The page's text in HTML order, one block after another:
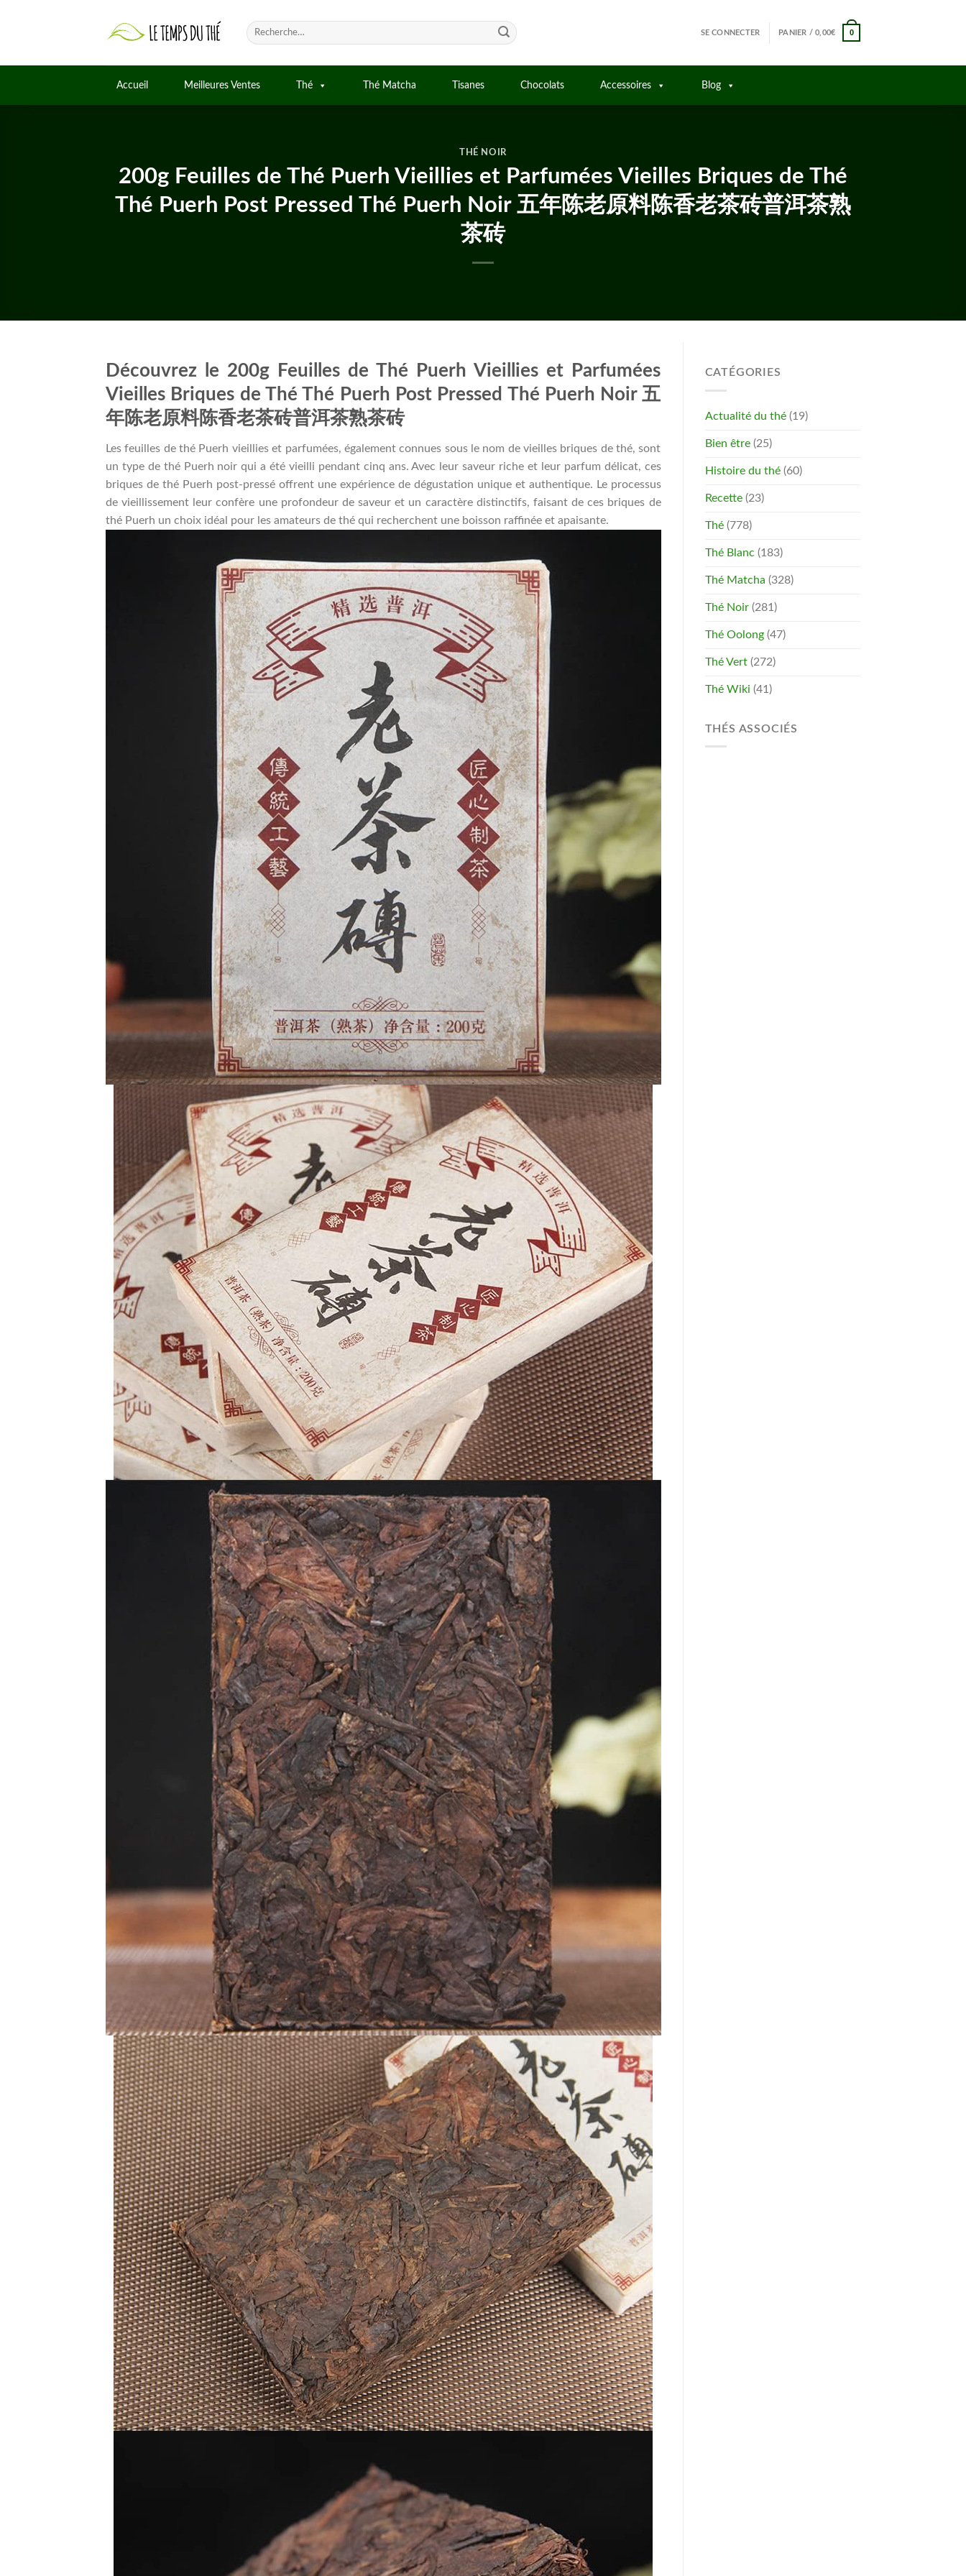
Recherche
pour :
SE CONNECTER PANIER /0,00€ 0
Accueil Meilleures Ventes Thé Thé Matcha Tisanes Chocolats Accessoires Blog
THÉ NOIR
200g Feuilles de Thé Puerh Vieillies et Parfumées Vieilles Briques de Thé
Thé Puerh Post Pressed Thé Puerh Noir 五年陈老原料陈香老茶砖普洱茶熟
茶砖
Découvrez le 200g Feuilles de Thé Puerh Vieillies et Parfumées
Vieilles Briques de Thé Thé Puerh Post Pressed Thé Puerh Noir 五
年陈老原料陈香老茶砖普洱茶熟茶砖
Les feuilles de thé Puerh vieillies et parfumées, également connues sous le nom de vieilles briques de thé, sont
un type de thé Puerh noir qui a été vieilli pendant cinq ans. Avec leur saveur riche et leur parfum délicat, ces
briques de thé Puerh post-pressé offrent une expérience de dégustation unique et authentique. Le processus
de vieillissement leur confère une profondeur de saveur et un caractère distinctifs, faisant de ces briques de
thé Puerh un choix idéal pour les amateurs de thé qui recherchent une boisson raffinée et apaisante.
CATÉGORIES
Actualité du thé(19)
Bien être(25)
Histoire du thé(60)
Recette(23)
Thé(778)
Thé Blanc (183)
Thé Matcha (328)
Thé Noir(281)
Thé Oolong(47)
Thé Vert(272)
Thé Wiki (41)
THÉS ASSOCIÉS